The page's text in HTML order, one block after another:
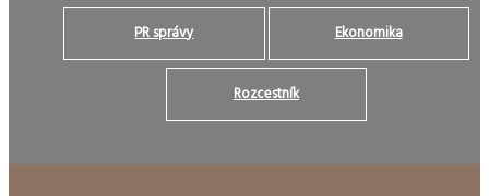
PR správy Ekonomika
Rozcestník